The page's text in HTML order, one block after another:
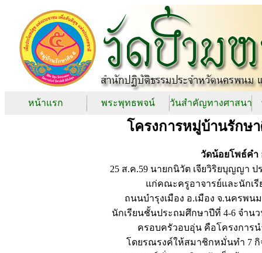
หน้าแรก พระพุทธพจน์ วันสำคัญทางศาสนา
โครงการหมู่บ้านรักษ
วัดน้อยโพธ์คำ
25 ส.ค.59 นายกนิวัต เจียวิริยบุญญา
แก่คณะครูอาจารย์และนักเรี
ถนนบำรุงเมือง อ.เมือง จ.นครพ
นักเรียนชั้นประถมศึกษาปีที่ 4-6 จำน
ครอบครัวอบอุ่น คือโครงการ
โดยรณรงค์ให้สมาชิกหมั่นทำ 7 กิ